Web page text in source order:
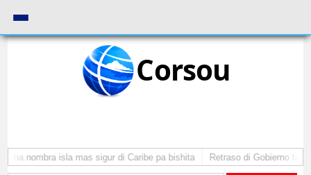
Corsou
nombra isla mas sigur di Caribe pa bishita Retraso di Gobierno ta